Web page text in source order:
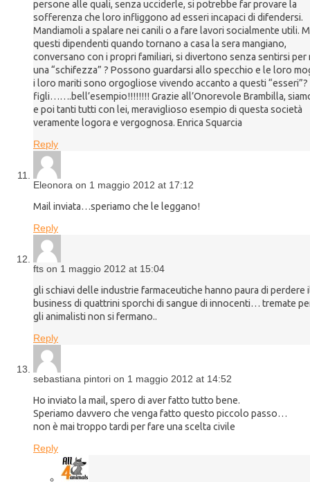
persone alle quali, senza ucciderle, si potrebbe far provare la
sofferenza che loro infliggono ad esseri incapaci di difendersi.
Mandiamoli a spalare nei canili o a fare lavori socialmente utili.
questi dipendenti quando tornano a casa la sera mangiano,
conversano con i propri familiari, si divertono senza sentirsi per
una “schifezza” ? Possono guardarsi allo specchio e le loro
i loro mariti sono orgogliose vivendo accanto a questi “esseri”?
figli…….bell’esempio!!!!!!!! Grazie all’Onorevole Brambilla,
e poi tanti tutti con lei, meraviglioso esempio di questa società
veramente logora e vergognosa. Enrica Squarcia
Reply
Eleonora on 1 maggio 2012 at 17:12
Mail inviata…speriamo che le leggano!
Reply
fts on 1 maggio 2012 at 15:04
gli schiavi delle industrie farmaceutiche hanno paura di perdere
business di quattrini sporchi di sangue di innocenti… tremate
gli animalisti non si fermano..
Reply
sebastiana pintori on 1 maggio 2012 at 14:52
Ho inviato la mail, spero di aver fatto tutto bene.
Speriamo davvero che venga fatto questo piccolo passo…
non è mai troppo tardi per fare una scelta civile
Reply